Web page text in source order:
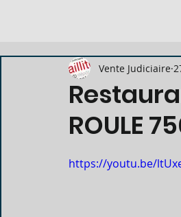
ROULE
Vente Judiciaire
https://youtu.be/